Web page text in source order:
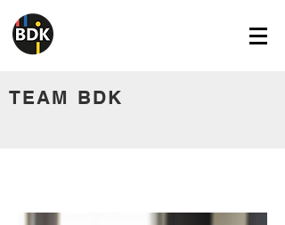
TEAM BDK